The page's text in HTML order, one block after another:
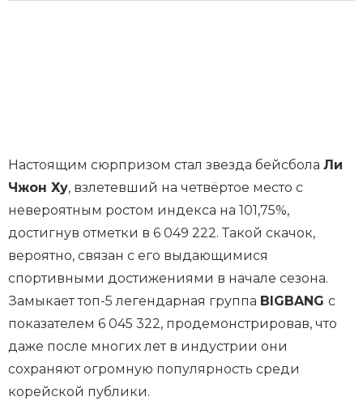
Настоящим сюрпризом стал звезда бейсбола Ли
Чжон Ху, взлетевший на четвёртое место с
невероятным ростом индекса на 101,75%,
достигнув отметки в 6 049 222. Такой скачок,
вероятно, связан с его выдающимися
спортивными достижениями в начале сезона.
Замыкает топ-5 легендарная группа BIGBANG с
показателем 6 045 322, продемонстрировав, что
даже после многих лет в индустрии они
сохраняют огромную популярность среди
корейской публики.